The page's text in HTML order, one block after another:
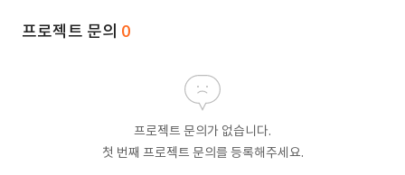
프로젝트 문의 0
프로젝트 문의가 없습니다.
첫 번째 프로젝트 문의를 등록해주세요.